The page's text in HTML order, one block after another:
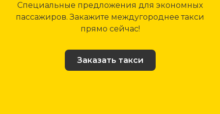
Специальные предложения для экономных
пассажиров. Закажите междугороднее такси
прямо сейчас!
Заказать такси